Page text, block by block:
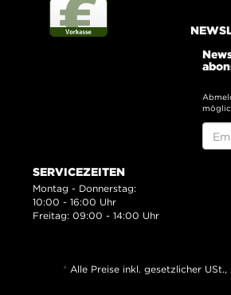
SERVICEZEITEN
Montag - Donnerstag:
10:00 - 16:00 Uhr
Freitag: 09:00 - 14:00 Uhr
* Alle Preise inkl. gesetzlicher USt.,